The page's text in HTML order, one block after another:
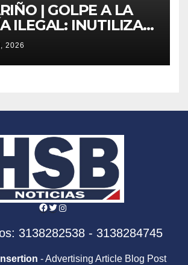
| GOLPE A LA
ILEGAL: INUTILIZAN
EL PACÍFICO
2026
Facebook
Twitter
Instagram
3138282538 - 3138284745
- Advertising Article Blog Post